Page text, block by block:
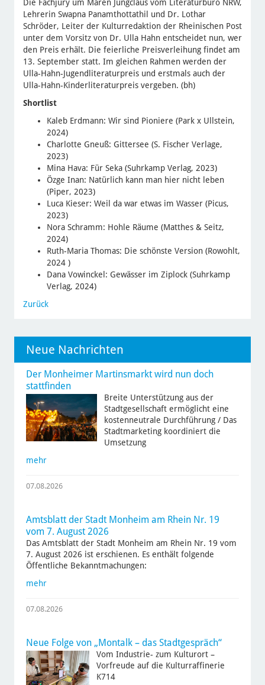
Die Fachjury um Maren Jungclaus vom Literaturbüro NRW,
Lehrerin Swapna Panamthottathil und Dr. Lothar
Schröder, Leiter der Kulturredaktion der Rheinischen Post
unter dem Vorsitz von Dr. Ulla Hahn entscheidet nun, wer
den Preis erhält. Die feierliche Preisverleihung findet am
13. September statt. Im gleichen Rahmen werden der
Ulla-Hahn-Jugendliteraturpreis und erstmals auch der
Ulla-Hahn-Kinderliteraturpreis vergeben. (bh)
Shortlist
Kaleb Erdmann: Wir sind Pioniere (Park x Ullstein,
2024)
Charlotte Gneuß: Gittersee (S. Fischer Verlage,
2023)
Mina Hava: Für Seka (Suhrkamp Verlag, 2023)
Özge Inan: Natürlich kann man hier nicht leben
(Piper, 2023)
Luca Kieser: Weil da war etwas im Wasser (Picus,
2023)
Nora Schramm: Hohle Räume (Matthes & Seitz,
2024)
Ruth-Maria Thomas: Die schönste Version (Rowohlt,
2024 )
Dana Vowinckel: Gewässer im Ziplock (Suhrkamp
Verlag, 2024)
Zurück
Neue Nachrichten
Der Monheimer Martinsmarkt wird nun doch
stattfinden
Breite Unterstützung aus der
Stadtgesellschaft ermöglicht eine
kostenneutrale Durchführung / Das
Stadtmarketing koordiniert die
Umsetzung
mehr
07.08.2026
Amtsblatt der Stadt Monheim am Rhein Nr. 19
vom 7. August 2026
Das Amtsblatt der Stadt Monheim am Rhein Nr. 19 vom
7. August 2026 ist erschienen. Es enthält folgende
Öffentliche Bekanntmachungen:
mehr
07.08.2026
Neue Folge von „Montalk – das Stadtgespräch“
Vom Industrie- zum Kulturort –
Vorfreude auf die Kulturraffinerie
K714